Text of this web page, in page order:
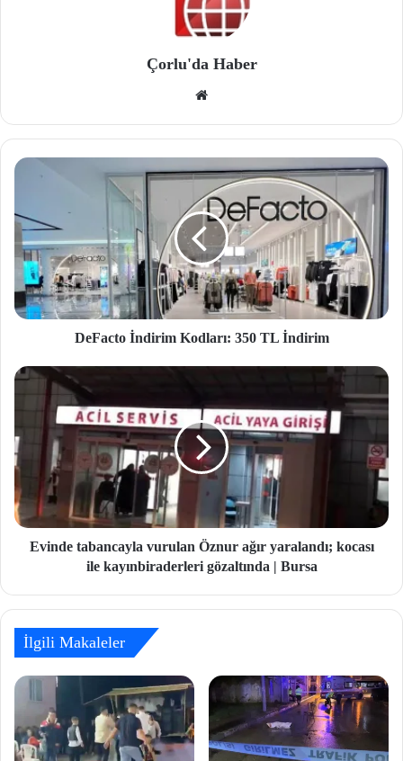
Çorlu'da Haber
site
si
DeFacto İndirim Kodları: 350 TL İndirim
Evinde tabancayla vurulan Öznur ağır yaralandı; kocası
ile kayınbiraderleri gözaltında | Bursa
İlgili Makaleler